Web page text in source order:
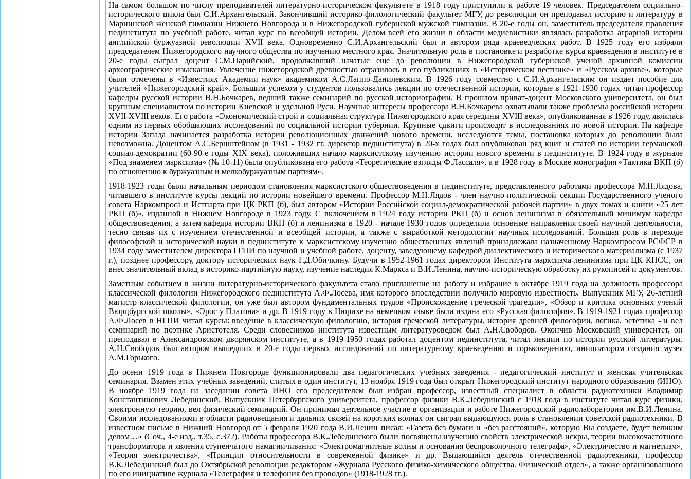
На самом большом по числу преподавателей литературно-историческом факультете в 1918 году приступили к работе 19 человек. Председателем социально-
исторического цикла был С.И.Архангельский. Закончивший историко-филологический факультет МГУ, до революции он преподавал историю и литературу в
Мариинской женской гимназии Нижнего Новгорода и в Нижегородской губернской мужской гимназии. В 20-е годы он, заместитель председателя правления
пединститута по учебной работе, читал курс по всеобщей истории. Делом всей его жизни в области медиевистики являлась разработка аграрной истории
английской буржуазной революции XVII века. Одновременно С.И.Архангельский был и автором ряда краеведческих работ. В 1925 году его избрали
председателем Нижегородского научного общества по изучению местного края. Значительную роль в постановке и разработке курса краеведения в институте в
20-е годы сыграл доцент С.М.Парийский, продолжавший начатые еще до революции в Нижегородской губернской ученой архивной комиссии
археографические изыскания. Увлечение нижегородской древностью отразилось в его публикациях в «Историческом вестнике» и «Русском архиве», которые
были отмечены в «Известиях Академии наук» академиком А.С.Лаппо-Данилевским. В 1926 году совместно с С.И.Архангельским он издает пособие для
учителей «Нижегородский край». Большим успехом у студентов пользовались лекции по отечественной истории, которые в 1921-1930 годах читал профессор
кафедры русской истории В.Н.Бочкарев, ведший также семинарий по русской историографии. В прошлом приват-доцент Московского университета, он был
крупным специалистом по истории Киевской и удельной Руси. Научные интересы профессора В.Н.Бочкарева охватывали также проблемы российской истории
XVII-XVIII веков. Его работа «Экономический строй и социальная структура Нижегородского края середины XVIII века», опубликованная в 1926 году, являлась
одним из первых обобщающих исследований по социальной истории губернии. Крупные сдвиги происходят в исследованиях по новой истории. На кафедре
истории Запада начинается разработка истории революционных движений нового времени, исследуются темы, постановка которых до революции была
невозможна. Доцентом А.С.Бернштейном (в 1931 - 1932 гг. директор пединститута) в 20-х годах был опубликован ряд книг и статей по истории германской
социал-демократии (60-90-е годы XIX века), положивших начало марксистскому изучению истории нового времени в пединституте. В 1924 году в журнале
«Под знаменем марксизма» (№ 10-11) была опубликована его работа «Теоретические взгляды Ф.Лассаля», а в 1928 году в Москве монография «Тактика ВКП (б)
по отношению к буржуазным и мелкобуржуазным партиям».
1918-1923 годы были начальным периодом становления марксистского обществоведения в пединституте, представленного работами профессора М.Н.Лядова,
читавшего в институте курсы лекций по истории новейшего времени. Профессор М.Н.Лядов - член научно-политической секции Государственного ученого
совета Наркомпроса и Истпарта при ЦК РКП (б), был автором «Истории Российской социал-демократической рабочей партии» в двух томах и книги «25 лет
РКП (б)», изданной в Нижнем Новгороде в 1923 году. С включением в 1924 году истории РКП (б) и основ ленинизма в обязательный минимум кафедра
обществоведения, а затем кафедра истории ВКП (б) и ленинизма в 1920 - начале 1930 годов определила основные направления своей научной деятельности,
тесно связав их с изучением отечественной и всеобщей истории, а также с выработкой методологии научных исследований. Большая роль в переходе
философской и исторической науки в пединституте к марксистскому изучению общественных явлений принадлежала назначенному Наркомпросом РСФСР в
1934 году заместителем директора ГГПИ по научной и учебной работе, доценту, заведующему кафедрой диалектического и исторического материализма (с 1937
г.), позднее профессору, доктору исторических наук Г.Д.Обичкину. Будучи в 1952-1961 годах директором Института марксизма-ленинизма при ЦК КПСС, он
внес значительный вклад в историко-партийную науку, изучение наследия К.Маркса и В.И.Ленина, научно-историческую обработку их рукописей и документов.
Заметным событием в жизни литературно-исторического факультета стало приглашение на работу и избрание в октябре 1919 года на должность профессора
классической филологии Нижегородского пединститута А.Ф.Лосева, имя которого впоследствии получило мировую известность. Выпускник МГУ, 26-летний
магистр классической филологии, он уже был автором фундаментальных трудов «Происхождение греческой трагедии», «Обзор и критика основных учений
Вюрцбургской школы», «Эрос у Платона» и др. В 1919 году в Цюрихе на немецком языке была издана его «Русская философия». В 1919-1921 годах профессор
А.Ф.Лосев в НГПИ читал курсы: введение в классическую филологию, история греческой литературы, история древней философии, логика, эстетика - и вел
семинарий по поэтике Аристотеля. Среди словесников института известным литературоведом был А.Н.Свободов. Окончив Московский университет, он
преподавал в Александровском дворянском институте, а в 1919-1950 годах работал доцентом пединститута, читал лекции по истории русской литературы.
А.Н.Свободов был автором вышедших в 20-е годы первых исследований по литературному краеведению и горьковедению, инициатором создания музея
А.М.Горького.
До осени 1919 года в Нижнем Новгороде функционировали два педагогических учебных заведения - педагогический институт и женская учительская
семинария. Взамен этих учебных заведений, слитых в один институт, 13 ноября 1919 года был открыт Нижегородский институт народного образования (ИНО).
В ноябре 1919 года на заседании совета ИНО его председателем был избран профессор, известный специалист в области радиотехники Владимир
Константинович Лебединский. Выпускник Петербургского университета, профессор физики В.К.Лебединский с 1918 года в институте читал курс физики,
электронную теорию, вел физический семинарий. Он принимал деятельное участие в организации и работе Нижегородской радиолаборатории им.В.И.Ленина.
Своими исследованиями в области радиовещания и дальних связей на коротких волнах он сыграл выдающуюся роль в становлении советской радиотехники. В
известном письме в Нижний Новгород от 5 февраля 1920 года В.И.Ленин писал: «Газета без бумаги и «без расстояний», которую Вы создаете, будет великим
делом…» (Соч., 4-е изд., т.35, с.372). Работы профессора В.К.Лебединского были посвящены изучению свойств электрической искры, теории высокочастотного
трансформатора и явления ступенчатого намагничивания: «Электромагнитные волны и основания беспроволочного телеграфа», «Электричество и магнетизм»,
«Теория электричества», «Принцип относительности в современной физике» и др. Выдающийся деятель отечественной радиотехники, профессор
В.К.Лебединский был до Октябрьской революции редактором «Журнала Русского физико-химического общества. Физический отдел», а также организованного
по его инициативе журнала «Телеграфия и телефония без проводов» (1918-1928 гг.).